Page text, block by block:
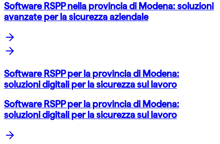
Software RSPP nella provincia di Modena: soluzioni
avanzate per la sicurezza aziendale
Software RSPP per la provincia di Modena:
soluzioni digitali per la sicurezza sul lavoro
Software RSPP per la provincia di Modena:
soluzioni digitali per la sicurezza sul lavoro